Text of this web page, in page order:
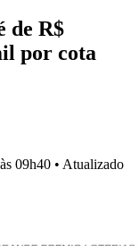
de R$
por cota
09h40 • Atualizado